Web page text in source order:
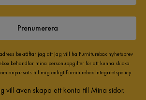
Prenumerera
bekräftar jag att jag vill ha Furniturebox nyhetsbrev
behandlar mina personuppgifter för att kunna skicka
anpassats till mig enligt Furniturebox Integritetspolicy.
vill även skapa ett konto till Mina sidor.